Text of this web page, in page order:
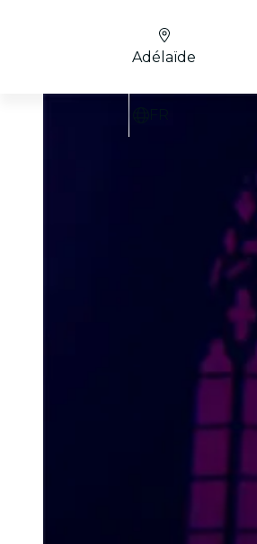
Adélaïde